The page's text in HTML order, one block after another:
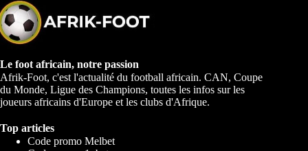
Le foot africain, notre passion
Afrik-Foot, c'est l'actualité du football africain. CAN, Coupe
du Monde, Ligue des Champions, toutes les infos sur les
joueurs africains d'Europe et les clubs d'Afrique.
Top articles
Code promo Melbet